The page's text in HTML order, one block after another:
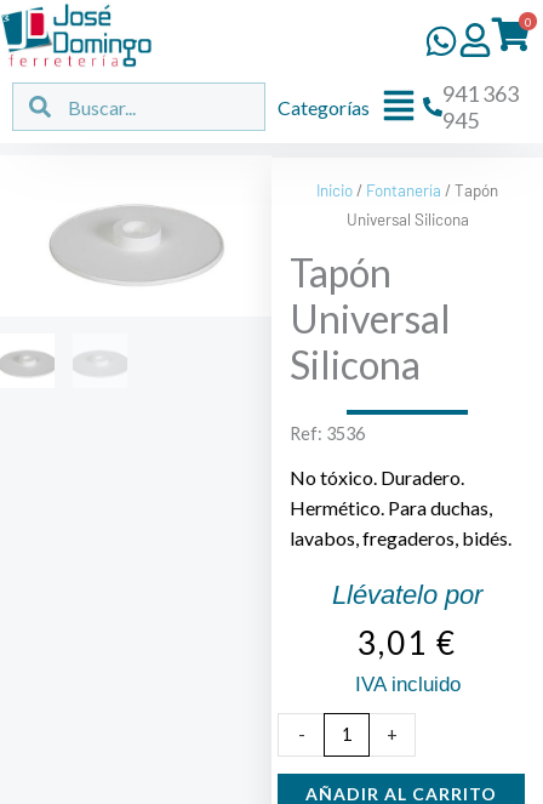
Ir
al
contenido
0
Buscar Buscar
Flyout
Categorías
941 363
945
Inicio / Fontanería / Tapón
Universal Silicona
Tapón
Universal
Silicona
Ref: 3536
No tóxico. Duradero.
Hermético. Para duchas,
lavabos, fregaderos, bidés.
Llévatelo por
3,01 €
IVA incluido
-
Universal
Silicona
+
AÑADIR AL CARRITO